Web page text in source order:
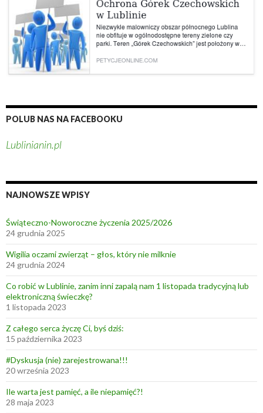
POLUB NAS NA FACEBOOKU
Lublinianin.pl
NAJNOWSZE WPISY
Świąteczno-Noworoczne życzenia 2025/2026
24 grudnia 2025
Wigilia oczami zwierząt – głos, który nie milknie
24 grudnia 2024
Co robić w Lublinie, zanim inni zapalą nam 1 listopada tradycyjną lub
elektroniczną świeczkę?
1 listopada 2023
Z całego serca życzę Ci, byś dziś:
15 października 2023
#Dyskusja (nie) zarejestrowana!!!
20 września 2023
Ile warta jest pamięć, a ile niepamięć?!
28 maja 2023